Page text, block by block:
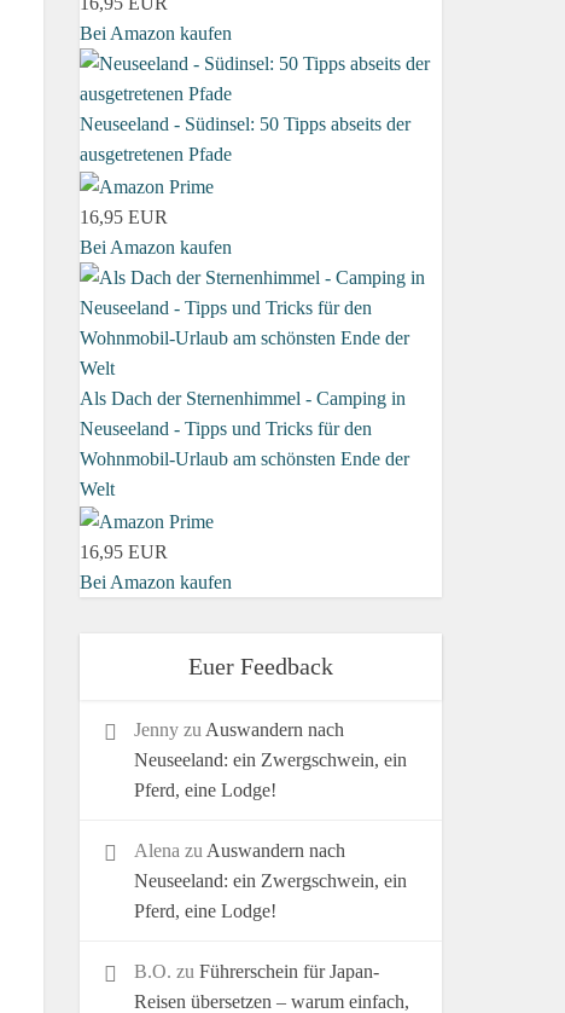
Bei Amazon kaufen
Neuseeland - Südinsel: 50 Tipps abseits der
ausgetretenen Pfade
16,95 EUR
Bei Amazon kaufen
Als Dach der Sternenhimmel - Camping in
Neuseeland - Tipps und Tricks für den
Wohnmobil-Urlaub am schönsten Ende der
Welt
16,95 EUR
Bei Amazon kaufen
Euer Feedback
Jenny zu Auswandern nach
Neuseeland: ein Zwergschwein, ein
Pferd, eine Lodge!
Alena zu Auswandern nach
Neuseeland: ein Zwergschwein, ein
Pferd, eine Lodge!
B.O. zu Führerschein für Japan-
Reisen übersetzen – warum einfach,